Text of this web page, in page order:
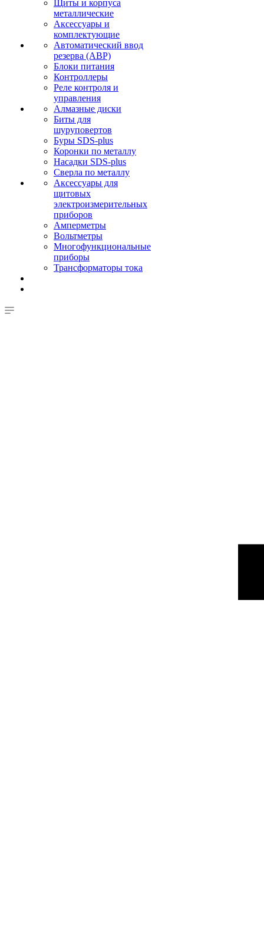
Щиты и корпуса
металлические
Аксессуары и
комплектующие
Автоматический ввод
резерва (АВР)
Блоки питания
Контроллеры
Реле контроля и
управления
Алмазные диски
Биты для
шуруповертов
Буры SDS-plus
Коронки по металлу
Насадки SDS-plus
Сверла по металлу
Аксессуары для
щитовых
электроизмерительных
приборов
Амперметры
Вольтметры
Многофункциональные
приборы
Трансформаторы тока